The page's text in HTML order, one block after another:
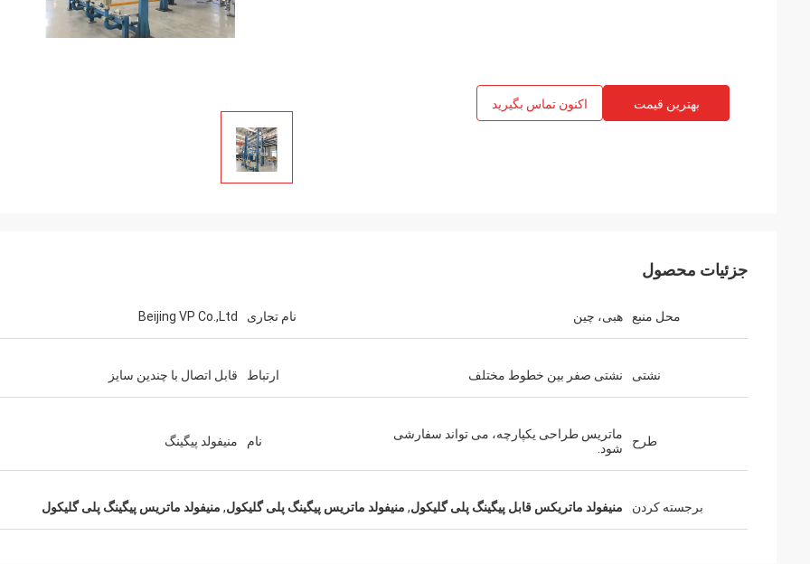
بهترین قیمت اکنون تماس بگیرید
جزئیات محصول
محل منبع هبی، چین نام تجاری Beijing VP Co.,Ltd
نشتی نشتی صفر بین خطوط مختلف ارتباط قابل اتصال با چندین سایز
طرح
ماتریس طراحی یکپارچه، می تواند سفارشی
شود.
نام منیفولد پیگینگ
برجسته کردن منیفولد ماتریکس قابل پیگینگ پلی گلیکول, منیفولد ماتریس پیگینگ پلی گلیکول, منیفولد ماتریس پیگینگ پلی گلیکول